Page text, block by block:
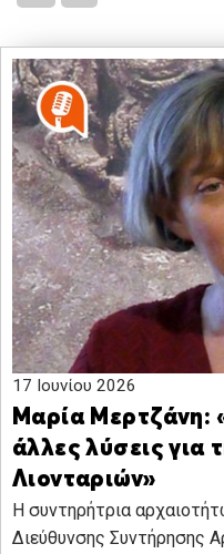
17 Ιουνίου 2026
Μαρία Μερτζάνη:
άλλες λύσεις για
Λιονταριών»
Η συντηρήτρια
Διεύθυνσης Συντήρησης